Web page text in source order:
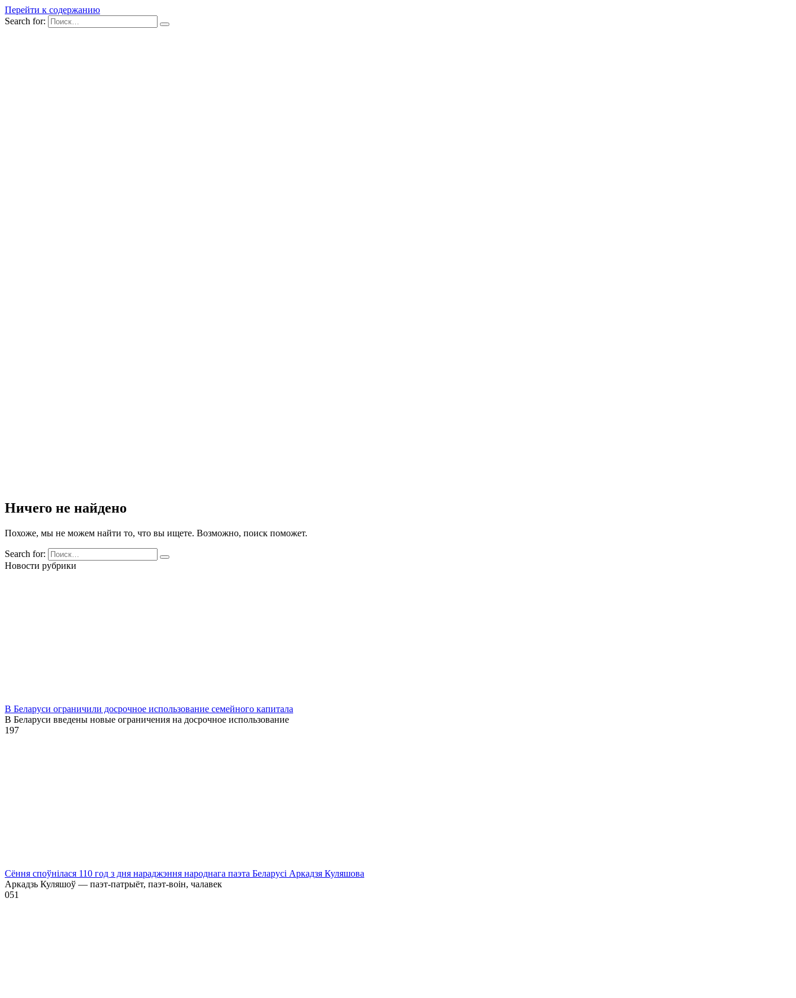
Перейти к содержанию
Search for:
Ничего не найдено
Похоже, мы не можем найти то, что вы ищете. Возможно, поиск поможет.
Search for:
Новости рубрики
В Беларуси ограничили досрочное использование семейного капитала
В Беларуси введены новые ограничения на досрочное использование
197
Сёння споўнілася 110 год з дня нараджэння народнага паэта Беларусі Аркадзя Куляшова
Аркадзь Куляшоў — паэт-патрыёт, паэт-воін, чалавек
051